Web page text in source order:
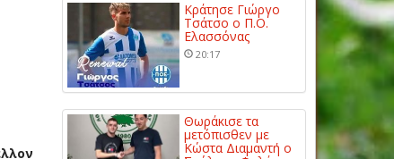
Κράτησε Γιώργο
Τσάτσο ο Π.Ο.
Ελασσόνας
20:17
Θωράκισε τα
μετόπισθεν με
Κώστα Διαμαντή ο